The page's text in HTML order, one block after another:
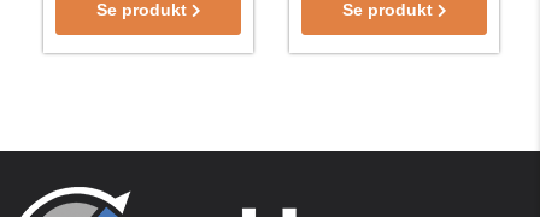
Se produkt Se produkt